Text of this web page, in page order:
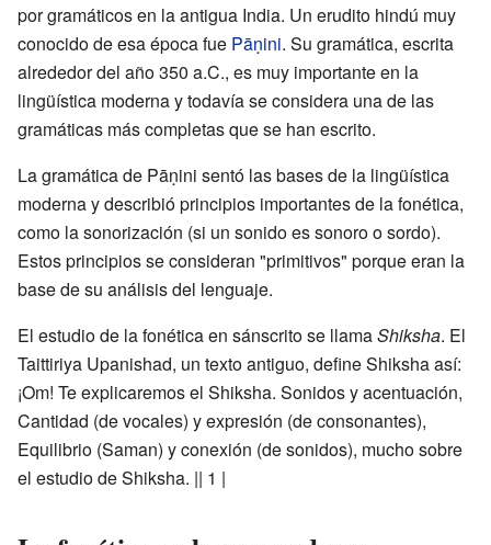
por gramáticos en la antigua India. Un erudito hindú muy
conocido de esa época fue Pāṇini. Su gramática, escrita
alrededor del año 350 a.C., es muy importante en la
lingüística moderna y todavía se considera una de las
gramáticas más completas que se han escrito.
La gramática de Pāṇini sentó las bases de la lingüística
moderna y describió principios importantes de la fonética,
como la sonorización (si un sonido es sonoro o sordo).
Estos principios se consideran "primitivos" porque eran la
base de su análisis del lenguaje.
El estudio de la fonética en sánscrito se llamaShiksha. El
Taittiriya Upanishad, un texto antiguo, define Shiksha así:
¡Om! Te explicaremos el Shiksha. Sonidos y acentuación,
Cantidad (de vocales) y expresión (de consonantes),
Equilibrio (Saman) y conexión (de sonidos), mucho sobre
el estudio de Shiksha. || 1 |